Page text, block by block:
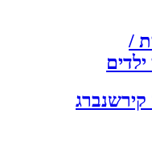
/